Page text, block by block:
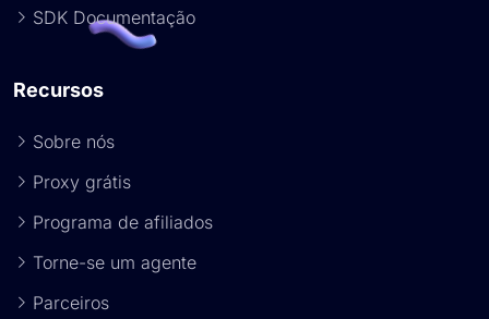
SDK Documentação
Recursos
Sobre nós
Proxy grátis
Programa de afiliados
Torne-se um agente
Parceiros